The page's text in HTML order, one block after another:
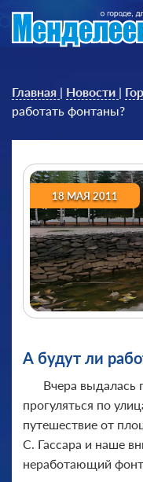
Главная | Новости |
работать фонтаны?
18 МАЯ 2011
А будут ли
Вчера выдалась
прогуляться по
путешествие от
С. Гассара и наше
неработающий